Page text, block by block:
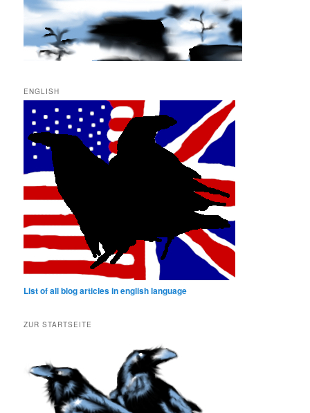
ENGLISH
List of all blog articles in english language
ZUR STARTSEITE